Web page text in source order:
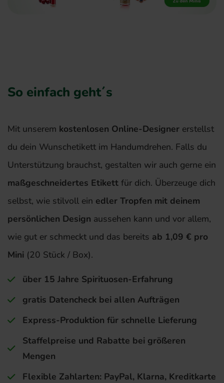
So einfach geht´s
Mit unserem kostenlosen Online-Designer erstellst
du dein Wunschetikett im Handumdrehen. Falls du
Unterstützung brauchst, gestalten wir auch gerne ein
maßgeschneidertes Etikett für dich. Überzeuge dich
selbst, wie stilvoll ein edler Tropfen mit deinem
persönlichen Design aussehen kann und vor allem,
wie gut er schmeckt und das bereits ab 1,09 € pro
Mini (20 Stück / Box).
über 15 Jahre Spirituosen-Erfahrung
gratis Datencheck bei allen Aufträgen
Express-Produktion für schnelle Lieferung
Staffelpreise und Rabatte bei größeren
Mengen
Flexible Zahlarten: PayPal, Klarna, Kreditkarte